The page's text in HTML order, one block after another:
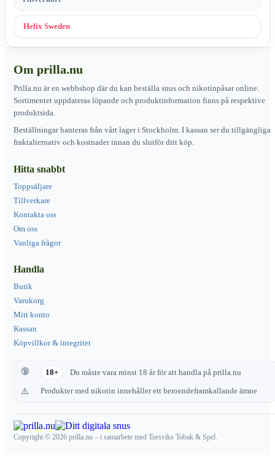
Helix Sweden
Om prilla.nu
Prilla.nu är en webbshop där du kan beställa snus och nikotinpåsar online.
Sortimentet uppdateras löpande och produktinformation finns på respektive
produktsida.
Beställningar hanteras från vårt lager i Stockholm. I kassan ser du tillgängliga
fraktalternativ och kostnader innan du slutför ditt köp.
Hitta snabbt
Toppsäljare
Tillverkare
Kontakta oss
Om oss
Vanliga frågor
Handla
Butik
Varukorg
Mitt konto
Kassan
Köpvillkor & integritet
18+ Du måste vara minst 18 år för att handla på prilla.nu
Produkter med nikotin innehåller ett beroendeframkallande ämne
Copyright © 2026 prilla.nu – i samarbete med Torsviks Tobak & Spel.